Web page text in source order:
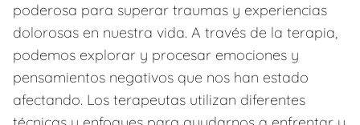
poderosa para superar traumas y experiencias
dolorosas en nuestra vida. A través de la terapia,
podemos explorar y procesar emociones y
pensamientos negativos que nos han estado
afectando. Los terapeutas utilizan diferentes